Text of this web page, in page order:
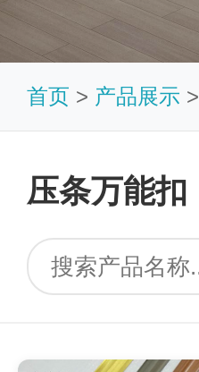
首页 > 产品展示 >
压条万能扣